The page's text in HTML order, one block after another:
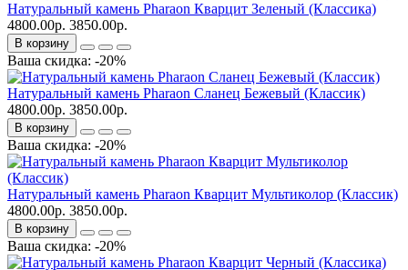
Натуральный камень Pharaon Кварцит Зеленый (Классика)
4800.00р. 3850.00р.
В корзину
Ваша скидка: -20%
Натуральный камень Pharaon Сланец Бежевый (Классик)
4800.00р. 3850.00р.
В корзину
Ваша скидка: -20%
Натуральный камень Pharaon Кварцит Мультиколор (Классик)
4800.00р. 3850.00р.
В корзину
Ваша скидка: -20%